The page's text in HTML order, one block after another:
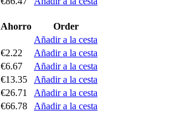
Ahorro
Order
Añadir a la cesta
€2.22
Añadir a la cesta
€6.67
Añadir a la cesta
€13.35
Añadir a la cesta
€26.71
Añadir a la cesta
€66.78 Añadir a la cesta